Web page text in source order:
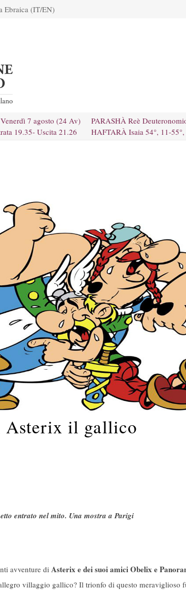
Ebraica (IT/EN)
Venerdì 7 agosto (24 Av)
19.35- Uscita 21.26
PARASHÀ Reè
HAFTARÀ Isaia 54°, 11-55°,
il gallico
entrato nel mito. Una mostra a Parigi
avventure di Asterix e dei suoi amici Obelix e
villaggio gallico? Il trionfo di questo meraviglioso